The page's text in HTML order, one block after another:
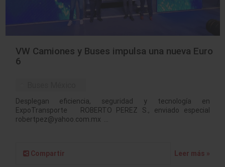
VW Camiones y Buses impulsa una nueva Euro
6
Desplegan eficiencia, seguridad y tecnología en
ExpoTransporte ROBERTO PEREZ S., enviado especial
robertpez@yahoo.com.mx …
Compartir Leer más »